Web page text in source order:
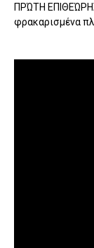
ΠΡΏΤΗ
φρακαρισμένα